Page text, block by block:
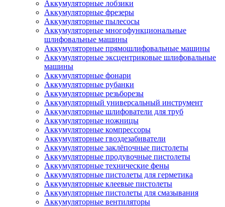
Аккумуляторные лобзики
Аккумуляторные фрезеры
Аккумуляторные пылесосы
Аккумуляторные многофункциональные
шлифовальные машины
Аккумуляторные прямошлифовальные машины
Аккумуляторные эксцентриковые шлифовальные
машины
Аккумуляторные фонари
Аккумуляторные рубанки
Аккумуляторные резьборезы
Аккумуляторный универсальный инструмент
Аккумуляторные шлифователи для труб
Аккумуляторные ножницы
Аккумуляторные компрессоры
Аккумуляторные гвоздезабиватели
Аккумуляторные заклёпочные пистолеты
Аккумуляторные продувочные пистолеты
Аккумуляторные технические фены
Аккумуляторные пистолеты для герметика
Аккумуляторные клеевые пистолеты
Аккумуляторные пистолеты для смазывания
Аккумуляторные вентиляторы